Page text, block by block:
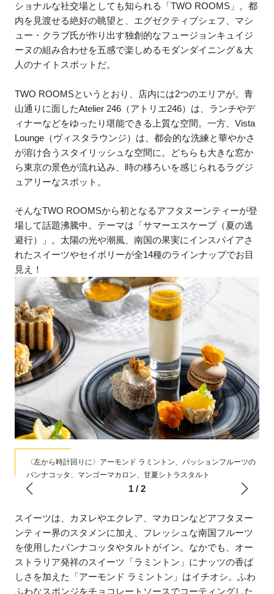
ショナルな社交場としても知られる「TWO ROOMS」。都
内を見渡せる絶好の眺望と、エグゼクティブシェフ、マシ
ュー・クラブ氏が作り出す独創的なフュージョンキュイジ
ーヌの組み合わせを五感で楽しめるモダンダイニング＆大
人のナイトスポットだ。
TWO ROOMSというとおり、店内には2つのエリアが。青
山通りに面したAtelier 246（アトリエ246）は、ランチやデ
ィナーなどをゆったり堪能できる上質な空間。一方、Vista
Lounge（ヴィスタラウンジ）は、都会的な洗練と華やかさ
が溶け合うスタイリッシュな空間に。どちらも大きな窓か
ら東京の景色が流れ込み、時の移ろいを感じられるラグジ
ュアリーなスポット。
そんなTWO ROOMSから初となるアフタヌーンティーが登
場して話題沸騰中。テーマは「サマーエスケープ（夏の逃
避行）」。太陽の光や潮風、南国の果実にインスパイアさ
れたスイーツやセイボリーが全14種のラインナップでお目
見え！
〈左から時計回りに〉アーモンド ラミントン、パッションフルーツの
パンナコッタ、マンゴーマカロン、甘夏シトラスタルト
1/ 2
スイーツは、カヌレやエクレア、マカロンなどアフタヌー
ンティー界のスタメンに加え、フレッシュな南国フルーツ
を使用したパンナコッタやタルトがイン。なかでも、オー
ストラリア発祥のスイーツ「ラミントン」にナッツの香ば
しさを加えた「アーモンド ラミントン」はイチオシ。ふわ
ふわなスポンジをチョコレートソースでコーティングした